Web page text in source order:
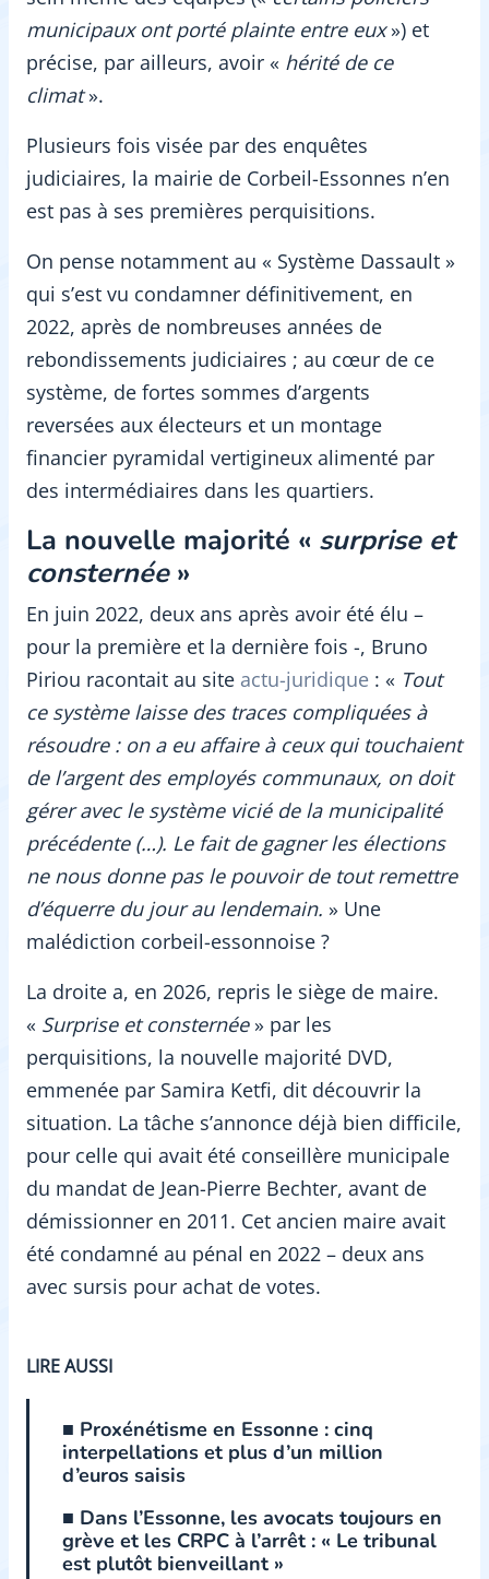
municipaux ont porté plainte entre eux») et
précise, par ailleurs, avoir « hérité de ce
climat».
Plusieurs fois visée par des enquêtes
judiciaires, la mairie de Corbeil-Essonnes n’en
est pas à ses premières perquisitions.
On pense notamment au « Système Dassault »
qui s’est vu condamner définitivement, en
2022, après de nombreuses années de
rebondissements judiciaires ; au cœur de ce
système, de fortes sommes d’argents
reversées aux électeurs et un montage
financier pyramidal vertigineux alimenté par
des intermédiaires dans les quartiers.
La nouvelle majorité « surprise et
consternée»
En juin 2022, deux ans après avoir été élu –
pour la première et la dernière fois -, Bruno
Piriou racontait au site actu-juridique : « Tout
ce système laisse des traces compliquées à
résoudre : on a eu affaire à ceux qui touchaient
de l’argent des employés communaux, on doit
gérer avec le système vicié de la municipalité
précédente (…). Le fait de gagner les élections
ne nous donne pas le pouvoir de tout remettre
d’équerre du jour au lendemain. » Une
malédiction corbeil-essonnoise ?
La droite a, en 2026, repris le siège de maire.
« Surprise et consternée» par les
perquisitions, la nouvelle majorité DVD,
emmenée par Samira Ketfi, dit découvrir la
situation. La tâche s’annonce déjà bien difficile,
pour celle qui avait été conseillère municipale
du mandat de Jean-Pierre Bechter, avant de
démissionner en 2011. Cet ancien maire avait
été condamné au pénal en 2022 – deux ans
avec sursis pour achat de votes.
LIRE AUSSI
■ Proxénétisme en Essonne : cinq
interpellations et plus d’un million
d’euros saisis
■ Dans l’Essonne, les avocats toujours en
grève et les CRPC à l’arrêt : « Le tribunal
est plutôt bienveillant »